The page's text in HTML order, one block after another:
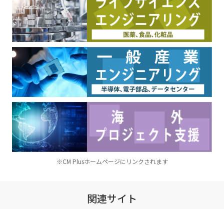
※CM Plusホームページにリンクされます
関連サイト